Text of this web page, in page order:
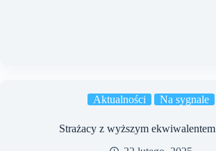
Aktualności Na sygnale
Strażacy z wyższym ekwiwalentem